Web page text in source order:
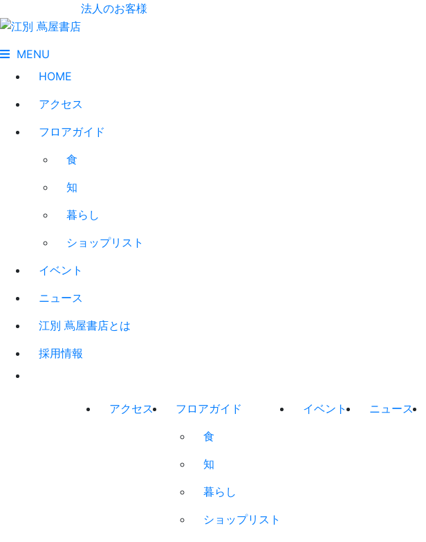
法人のお客様
MENU
HOME
アクセス
フロアガイド
食
知
暮らし
ショップリスト
イベント
ニュース
江別 蔦屋書店とは
採用情報
アクセス
フロアガイド
食
知
暮らし
ショップリスト
イベント ニュース